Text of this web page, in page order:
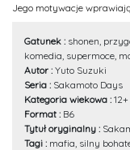
Jego motywacje
Gatunek : shonen,
komedia, supermoce,
Autor : Yuto Suzuki
Seria : Sakamoto Days
Kategoria wiekowa : 12+
Format : B6
Tytuł oryginalny :
Tagi : mafia, silny